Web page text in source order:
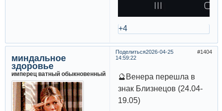
+4
Поделиться 1404
2026-04-25
14:59:22
миндальное
здоровье
имперец ватный обыкновенный
🔮Венера перешла в
знак Близнецов (24.04-
19.05)